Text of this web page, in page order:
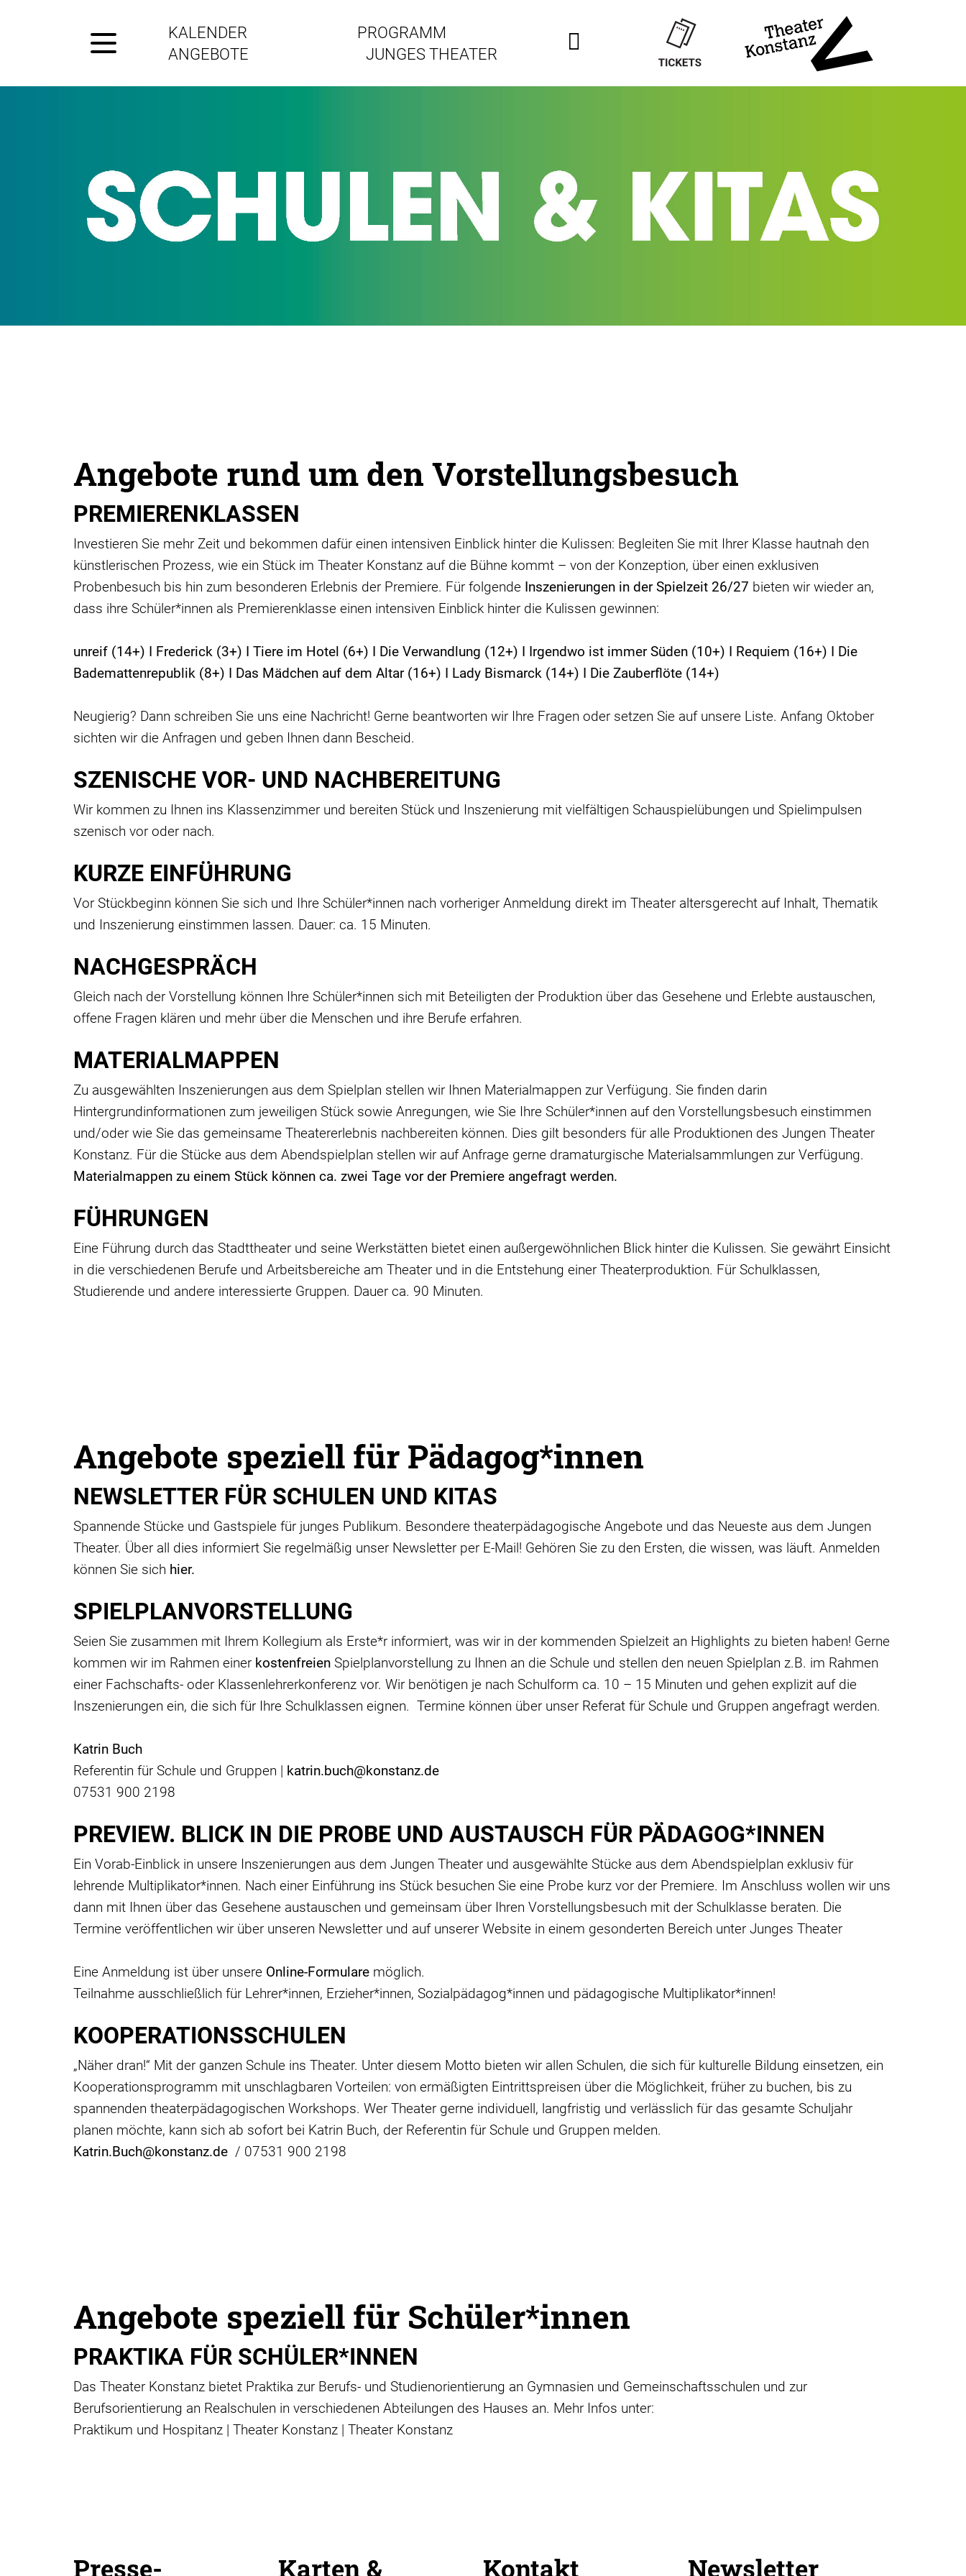
KALENDER
PROGRAMM
ANGEBOTE
JUNGES THEATER
Angebote rund um den Vorstellungsbesuch
PREMIERENKLASSEN
Investieren Sie mehr Zeit und bekommen dafür einen intensiven Einblick hinter die Kulissen: Begleiten Sie mit Ihrer Klasse hautnah den
künstlerischen Prozess, wie ein Stück im Theater Konstanz auf die Bühne kommt – von der Konzeption, über einen exklusiven
Probenbesuch bis hin zum besonderen Erlebnis der Premiere. Für folgende Inszenierungen in der Spielzeit 26/27 bieten wir wieder an,
dass ihre Schüler*innen als Premierenklasse einen intensiven Einblick hinter die Kulissen gewinnen:
unreif (14+) I Frederick (3+) I Tiere im Hotel (6+) I Die Verwandlung (12+) I Irgendwo ist immer Süden (10+) I Requiem (16+) I Die
Bademattenrepublik (8+) I Das Mädchen auf dem Altar (16+) I Lady Bismarck (14+) I Die Zauberflöte (14+)
Neugierig? Dann schreiben Sie uns eine Nachricht! Gerne beantworten wir Ihre Fragen oder setzen Sie auf unsere Liste. Anfang Oktober
sichten wir die Anfragen und geben Ihnen dann Bescheid.
SZENISCHE VOR- UND NACHBEREITUNG
Wir kommen zu Ihnen ins Klassenzimmer und bereiten Stück und Inszenierung mit vielfältigen Schauspielübungen und Spielimpulsen
szenisch vor oder nach.
KURZE EINFÜHRUNG
Vor Stückbeginn können Sie sich und Ihre Schüler*innen nach vorheriger Anmeldung direkt im Theater altersgerecht auf Inhalt, Thematik
und Inszenierung einstimmen lassen. Dauer: ca. 15 Minuten.
NACHGESPRÄCH
Gleich nach der Vorstellung können Ihre Schüler*innen sich mit Beteiligten der Produktion über das Gesehene und Erlebte austauschen,
offene Fragen klären und mehr über die Menschen und ihre Berufe erfahren.
MATERIALMAPPEN
Zu ausgewählten Inszenierungen aus dem Spielplan stellen wir Ihnen Materialmappen zur Verfügung. Sie finden darin
Hintergrundinformationen zum jeweiligen Stück sowie Anregungen, wie Sie Ihre Schüler*innen auf den Vorstellungsbesuch einstimmen
und/oder wie Sie das gemeinsame Theatererlebnis nachbereiten können. Dies gilt besonders für alle Produktionen des Jungen Theater
Konstanz. Für die Stücke aus dem Abendspielplan stellen wir auf Anfrage gerne dramaturgische Materialsammlungen zur Verfügung.
Materialmappen zu einem Stück können ca. zwei Tage vor der Premiere angefragt werden.
FÜHRUNGEN
Eine Führung durch das Stadttheater und seine Werkstätten bietet einen außergewöhnlichen Blick hinter die Kulissen. Sie gewährt Einsicht
in die verschiedenen Berufe und Arbeitsbereiche am Theater und in die Entstehung einer Theaterproduktion. Für Schulklassen,
Studierende und andere interessierte Gruppen. Dauer ca. 90 Minuten.
Angebote speziell für Pädagog*innen
NEWSLETTER FÜR SCHULEN UND KITAS
Spannende Stücke und Gastspiele für junges Publikum. Besondere theaterpädagogische Angebote und das Neueste aus dem Jungen
Theater. Über all dies informiert Sie regelmäßig unser Newsletter per E-Mail! Gehören Sie zu den Ersten, die wissen, was läuft. Anmelden
können Sie sich hier.
SPIELPLANVORSTELLUNG
Seien Sie zusammen mit Ihrem Kollegium als Erste*r informiert, was wir in der kommenden Spielzeit an Highlights zu bieten haben! Gerne
kommen wir im Rahmen einer kostenfreien Spielplanvorstellung zu Ihnen an die Schule und stellen den neuen Spielplan z.B. im Rahmen
einer Fachschafts- oder Klassenlehrerkonferenz vor. Wir benötigen je nach Schulform ca. 10 – 15 Minuten und gehen explizit auf die
Inszenierungen ein, die sich für Ihre Schulklassen eignen. Termine können über unser Referat für Schule und Gruppen angefragt werden.
Katrin Buch
Referentin für Schule und Gruppen | katrin.buch@konstanz.de
07531 900 2198
PREVIEW. BLICK IN DIE PROBE UND AUSTAUSCH FÜR PÄDAGOG*INNEN
Ein Vorab-Einblick in unsere Inszenierungen aus dem Jungen Theater und ausgewählte Stücke aus dem Abendspielplan exklusiv für
lehrende Multiplikator*innen. Nach einer Einführung ins Stück besuchen Sie eine Probe kurz vor der Premiere. Im Anschluss wollen wir uns
dann mit Ihnen über das Gesehene austauschen und gemeinsam über Ihren Vorstellungsbesuch mit der Schulklasse beraten. Die
Termine veröffentlichen wir über unseren Newsletter und auf unserer Website in einem gesonderten Bereich unter Junges Theater
Eine Anmeldung ist über unsere Online-Formulare möglich.
Teilnahme ausschließlich für Lehrer*innen, Erzieher*innen, Sozialpädagog*innen und pädagogische Multiplikator*innen!
KOOPERATIONSSCHULEN
„Näher dran!“ Mit der ganzen Schule ins Theater. Unter diesem Motto bieten wir allen Schulen, die sich für kulturelle Bildung einsetzen, ein
Kooperationsprogramm mit unschlagbaren Vorteilen: von ermäßigten Eintrittspreisen über die Möglichkeit, früher zu buchen, bis zu
spannenden theaterpädagogischen Workshops. Wer Theater gerne individuell, langfristig und verlässlich für das gesamte Schuljahr
planen möchte, kann sich ab sofort bei Katrin Buch, der Referentin für Schule und Gruppen melden.
Katrin.Buch@konstanz.de / 07531 900 2198
Angebote speziell für Schüler*innen
PRAKTIKA FÜR SCHÜLER*INNEN
Das Theater Konstanz bietet Praktika zur Berufs- und Studienorientierung an Gymnasien und Gemeinschaftsschulen und zur
Berufsorientierung an Realschulen in verschiedenen Abteilungen des Hauses an. Mehr Infos unter:
Praktikum und Hospitanz | Theater Konstanz | Theater Konstanz
Presse- Karten & Kontakt Newsletter